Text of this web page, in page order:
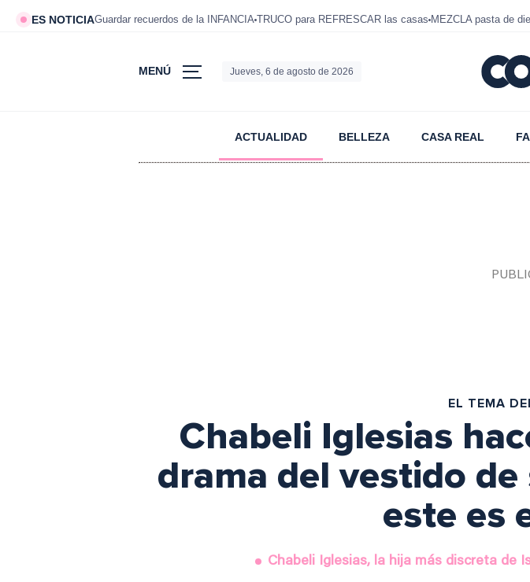
ES NOTICIAGuardar recuerdos de la INFANCIA TRUCO para REFRESCAR las casas MEZCLA pasta de
MENÚ Jueves, 6 de agosto de 2026
ACTUALIDAD BELLEZA CASA REAL
EL TEMA
Chabeli Iglesias
drama del vestido
este es
Chabeli Iglesias, la hija más discreta de